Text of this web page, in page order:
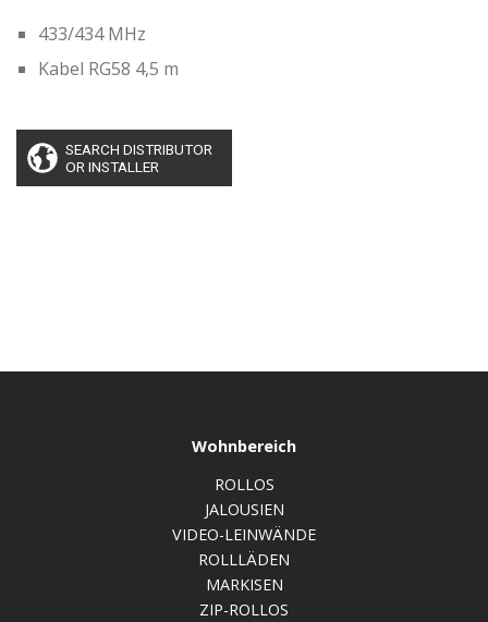
433/434 MHz
Kabel RG58 4,5 m
SEARCH DISTRIBUTOR
OR INSTALLER
Wohnbereich
ROLLOS
JALOUSIEN
VIDEO-LEINWÄNDE
ROLLLÄDEN
MARKISEN
ZIP-ROLLOS